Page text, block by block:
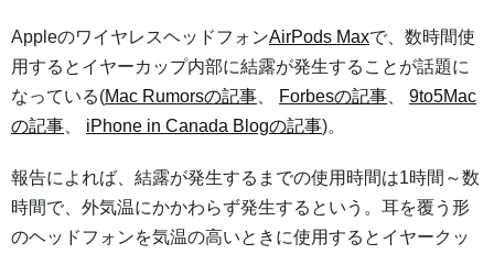
AppleのワイヤレスヘッドフォンAirPods Maxで、数時間使
用するとイヤーカップ内部に結露が発生することが話題に
なっている(Mac Rumorsの記事 Forbesの記事
9to5Mac
の記事
iPhone in Canada Blogの記事)。
報告によれば、結露が発生するまでの使用時間は1時間～数
時間で、外気温にかかわらず発生するという。耳を覆う形
のヘッドフォンを気温の高いときに使用するとイヤークッ